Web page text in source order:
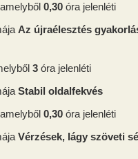
0,30 óra jelenléti
Az újraélesztés
3 óra jelenléti
Stabil oldalfekvés
0,30 óra jelenléti
Vérzések, lágy szöveti